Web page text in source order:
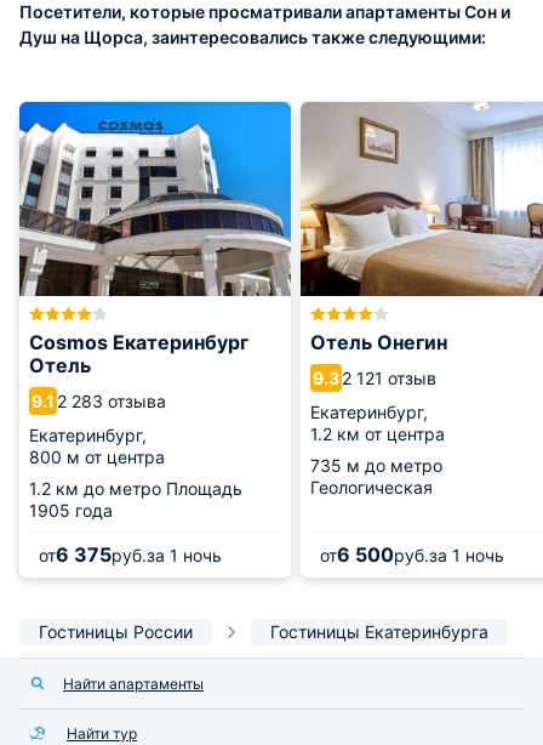
Посетители, которые просматривали апартаменты Сон и
Душ на Щорса, заинтересовались также следующими:
Cosmos Екатеринбург
Отель
9.1 2 283 отзыва
Екатеринбург,
800 м от центра
1.2 км до метро Площадь
1905 года
от6 375руб.за 1 ночь
Отель Онегин
9.32 121 отзыв
Екатеринбург,
1.2 км от центра
735 м до метро
Геологическая
от6 500руб.за 1 ночь
Гостиницы России Гостиницы Екатеринбурга
Найти апартаменты
Найти тур